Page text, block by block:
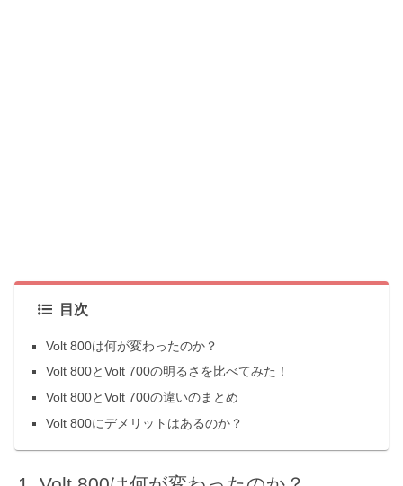
目次
Volt 800は何が変わったのか？
Volt 800とVolt 700の明るさを比べてみた！
Volt 800とVolt 700の違いのまとめ
Volt 800にデメリットはあるのか？